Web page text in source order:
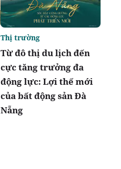
Từ đô thị du lịch đến
cực tăng trưởng đa
động lực: Lợi thế mới
của bất động sản Đà
Nẵng
Thị trường